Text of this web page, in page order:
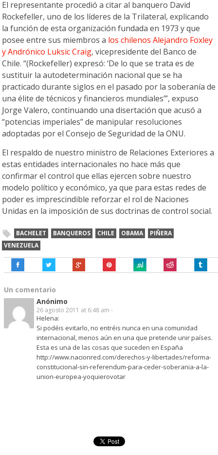
El representante procedió a citar al banquero David
Rockefeller, uno de los líderes de la Trilateral, explicando
la función de esta organización fundada en 1973 y que
posee entre sus miembros a los chilenos Alejandro Foxley
y Andrónico Luksic Craig, vicepresidente del Banco de
Chile. “(Rockefeller) expresó: ‘De lo que se trata es de
sustituir la autodeterminación nacional que se ha
practicado durante siglos en el pasado por la soberanía de
una élite de técnicos y financieros mundiales’”, expuso
Jorge Valero, continuando una disertación que acusó a
“potencias imperiales” de manipular resoluciones
adoptadas por el Consejo de Seguridad de la ONU.
El respaldo de nuestro ministro de Relaciones Exteriores a
estas entidades internacionales no hace más que
confirmar el control que ellas ejercen sobre nuestro
modelo político y económico, ya que para estas redes de
poder es imprescindible reforzar el rol de Naciones
Unidas en la imposición de sus doctrinas de control social.
BACHELET BANQUEROS CHILE OBAMA
PIÑERA
VENEZUELA
Un comentario
Anónimo
26 agosto 2011 at 6:48 am -
Helena:
Si podéis evitarlo, no entréis nunca en una comunidad
internacional, menos aún en una que pretende unir países.
Esta es una de las cosas que suceden en España
http://www.nacionred.com/derechos-y-libertades/reforma-
constitucional-sin-referendum-para-ceder-soberania-a-la-
union-europea-yoquierovotar